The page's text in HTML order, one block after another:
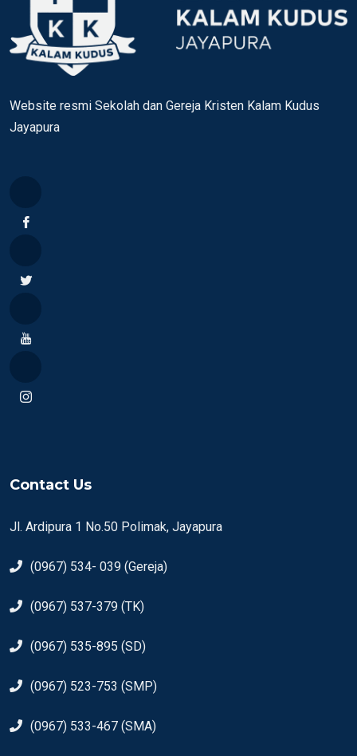
Website resmi Sekolah dan Gereja Kristen Kalam Kudus
Jayapura
Contact Us
Jl. Ardipura 1 No.50 Polimak, Jayapura
(0967) 534- 039 (Gereja)
(0967) 537-379 (TK)
(0967) 535-895 (SD)
(0967) 523-753 (SMP)
(0967) 533-467 (SMA)